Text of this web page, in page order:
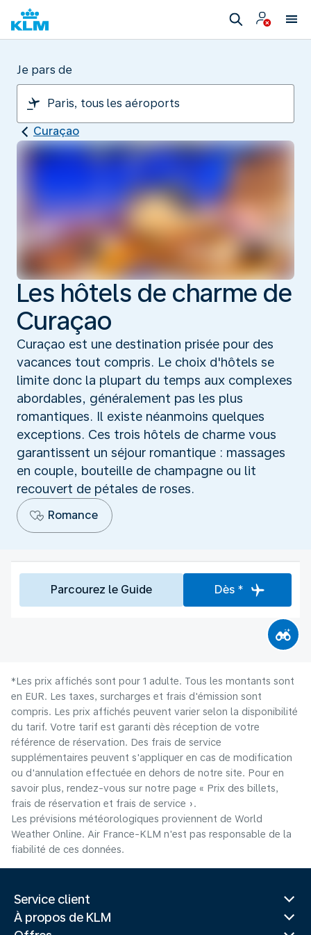
Je pars de
Curaçao
Les hôtels de charme de
Curaçao
Curaçao est une destination prisée pour des
vacances tout compris. Le choix d'hôtels se
limite donc la plupart du temps aux complexes
abordables, généralement pas les plus
romantiques. Il existe néanmoins quelques
exceptions. Ces trois hôtels de charme vous
garantissent un séjour romantique : massages
en couple, bouteille de champagne ou lit
recouvert de pétales de roses.
Romance
Parcourez le Guide Dès *
*Les prix affichés sont pour 1 adulte. Tous les montants sont
en EUR. Les taxes, surcharges et frais d'émission sont
compris. Les prix affichés peuvent varier selon la disponibilité
du tarif. Votre tarif est garanti dès réception de votre
référence de réservation. Des frais de service
supplémentaires peuvent s'appliquer en cas de modification
ou d'annulation effectuée en dehors de notre site. Pour en
savoir plus, rendez-vous sur notre page « Prix des billets,
frais de réservation et frais de service ».
Les prévisions météorologiques proviennent de World
Weather Online. Air France-KLM n'est pas responsable de la
fiabilité de ces données.
Service client
À propos de KLM